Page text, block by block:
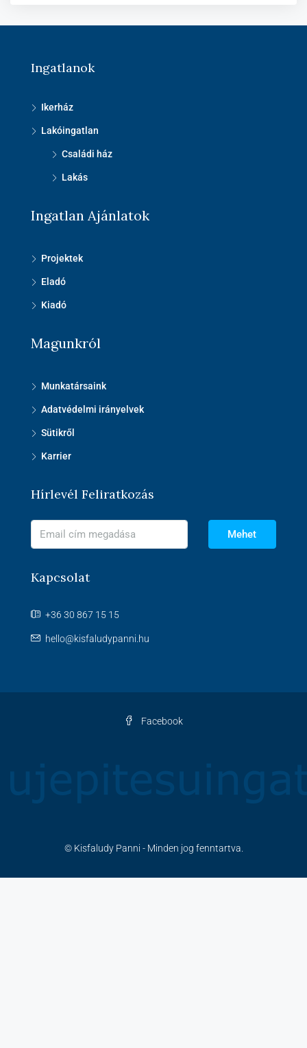
Ingatlanok
Ikerház
Lakóingatlan
Családi ház
Lakás
Ingatlan Ajánlatok
Projektek
Eladó
Kiadó
Magunkról
Munkatársaink
Adatvédelmi irányelvek
Sütikről
Karrier
Hírlevél Feliratkozás
Mehet
Kapcsolat
+36 30 867 15 15
hello@kisfaludypanni.hu
Facebook
© Kisfaludy Panni - Minden jog fenntartva.